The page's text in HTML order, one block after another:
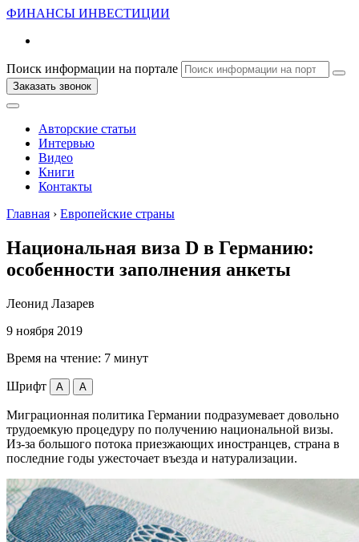
ФИНАНСЫ ИНВЕСТИЦИИ
Поиск информации на портале
Заказать звонок
Авторские статьи
Интервью
Видео
Книги
Контакты
Главная › Европейские страны
Национальная виза D в Германию:
особенности заполнения анкеты
Леонид Лазарев
9 ноября 2019
Время на чтение: 7 минут
Шрифт A A
Миграционная политика Германии подразумевает довольно
трудоемкую процедуру по получению национальной визы.
Из-за большого потока приезжающих иностранцев, страна в
последние годы ужесточает въезда и натурализации.